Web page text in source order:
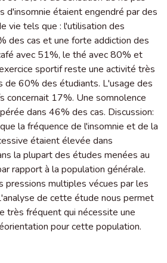
d'insomnie étaient engendré par des
vie tels que : l'utilisation des
des cas et une forte addiction des
avec 51%, le thé avec 80% et
sportif reste une activité très
de 60% des étudiants. L'usage des
concernait 17%. Une somnolence
dans 46% des cas. Discussion:
la fréquence de l'insomnie et de la
étaient élevée dans
la plupart des études menées au
rapport à la population générale.
pressions multiples vécues par les
de cette étude nous permet
très fréquent qui nécessite une
pour cette population.